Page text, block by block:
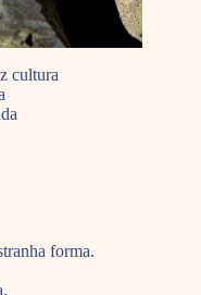
cultura
forma.